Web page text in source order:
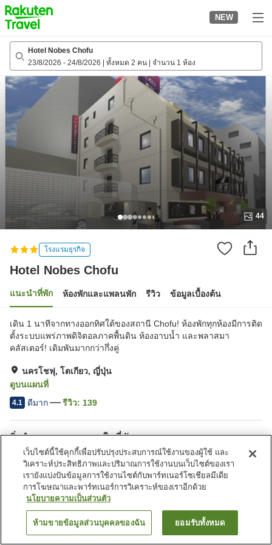
to
top
page
NEW
Hotel Nobes Chofu
23/8/2026 - 24/8/2026 ทั้งหมด 2 คน จำนวน 1 ห้อง
44
โรงแรมธุรกิจ
Hotel Nobes Chofu
แนะนำที่พัก ห้องพักและแพลนพัก รีวิว ข้อมูลเบื้องต้น
เดิน 1 นาทีจากทางออกทิศใต้ของสถานี Chofu! ห้องพักทุกห้องมีการติด
ตั้งระบบแพร่ภาพดิจิตอลภาคพื้นดิน ห้องอาบน้ำ และพลาสมา
คลัสเตอร์! เดิมพันมากกว่ากึ่งคู่
นครโชฟุ, โตเกียว, ญี่ปุ่น
ดูบนแผนที่
4.1 ดีมาก รีวิว: 139
สิ่งอำนวยความสะดวกในที่พัก
ที่จอดรถ บริการโทรปลุก
หน้าแรก ญี่ปุ่น โตเกียว นครโชฟุ Hotel Nobes Chofu
ค้นหาห้องพัก
เว็บไซต์นี้ใช้คุกกี้เพื่อปรับปรุงประสบการณ์ใช้งานของผู้ใช้ และ
วิเคราะห์ประสิทธิภาพและปริมาณการใช้งานบนเว็บไซต์ของเรา
เรายังแบ่งปันข้อมูลการใช้งานไซต์กับพาร์ทเนอร์โซเชียลมีเดีย
การโฆษณาและพาร์ทเนอร์การวิเคราะห์ของเราอีกด้วย
นโยบายความเป็นส่วนตัว
ห้ามขายข้อมูลส่วนบุคคลของฉัน ยอมรับทั้งหมด